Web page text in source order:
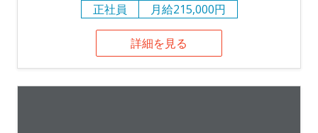
正社員
月給215,000円
詳細を見る